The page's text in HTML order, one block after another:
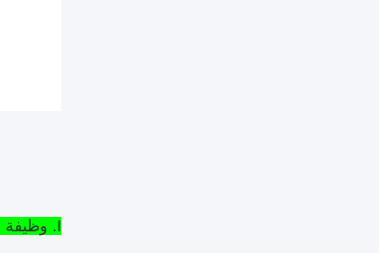
I. وظيفة سخان العرض المفتوح في السوبر ماركت